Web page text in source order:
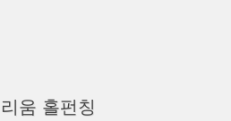
움 홀펀칭